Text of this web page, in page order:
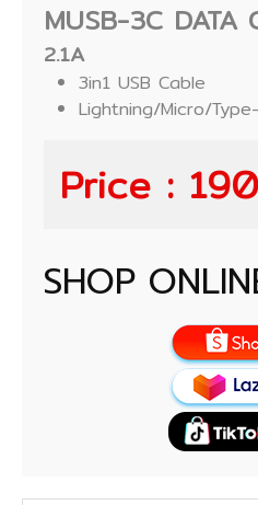
MUSB-3C DATA
2.1A
3in1 USB Cable
Lightning/Micro/
Price :
SHOP